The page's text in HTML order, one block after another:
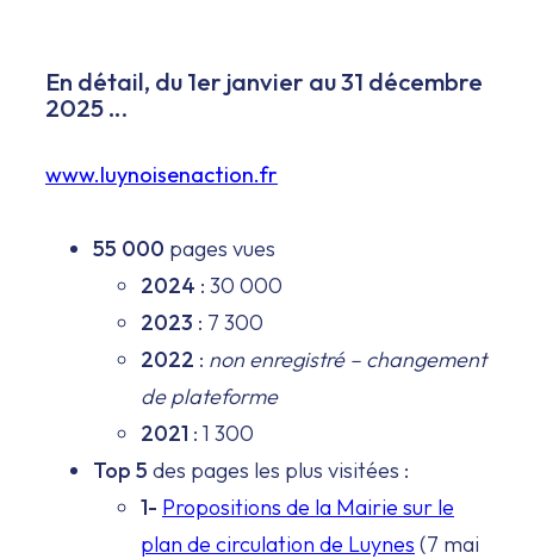
En détail, du 1er janvier au 31 décembre
2025 ...
www.luynoisenaction.fr
55 000 pages vues
2024 : 30 000
2023 : 7 300
2022 : non enregistré – changement
de plateforme
2021 : 1 300
Top 5 des pages les plus visitées :
1- Propositions de la Mairie sur le
plan de circulation de Luynes (7 mai